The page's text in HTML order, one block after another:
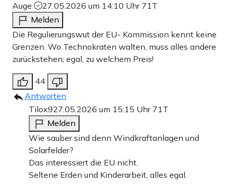
Auge
27.05.2026 um 14:10 Uhr 71T
Melden
Die Regulierungswut der EU- Kommission kennt keine
Grenzen. Wo Technokraten walten, muss alles andere
zurückstehen; egal, zu welchem Preis!
44
Antworten
Tilox927.05.2026 um 15:15 Uhr 71T
Melden
Wie sauber sind denn Windkraftanlagen und
Solarfelder?
Das interessiert die EU nicht.
Seltene Erden und Kinderarbeit, alles egal.